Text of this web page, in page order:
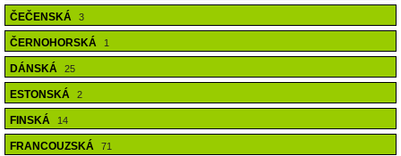
ČEČENSKÁ 3
ČERNOHORSKÁ 1
DÁNSKÁ 25
ESTONSKÁ 2
FINSKÁ 14
FRANCOUZSKÁ 71